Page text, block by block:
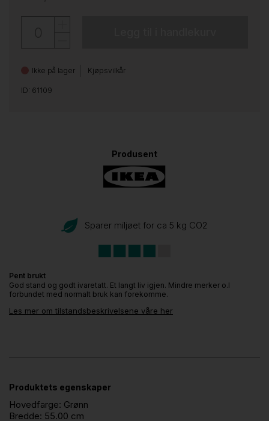
Ikke på lager Kjøpsvilkår
ID: 61109
Produsent
Sparer miljøet for ca 5 kg CO2
Pent brukt
God stand og godt ivaretatt. Et langt liv igjen. Mindre merker o.l
forbundet med normalt bruk kan forekomme.
Les mer om tilstandsbeskrivelsene våre her
Produktets egenskaper
Hovedfarge: Grønn
Bredde: 55.00 cm